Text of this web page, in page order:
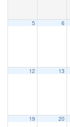
5 6
12 13
19 20